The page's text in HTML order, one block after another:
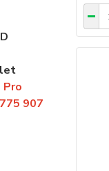
Pro
907